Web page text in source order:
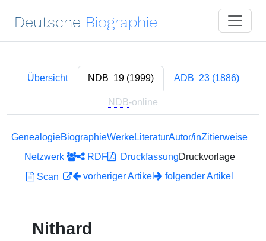
Deutsche Biographie
Übersicht NDB 19 (1999) ADB 23 (1886)
NDB-online
GenealogieBiographieWerkeLiteraturAutor/inZitierweise
Netzwerk
RDF DruckfassungDruckvorlage
Scan
vorheriger Artikel folgender Artikel
Nithard